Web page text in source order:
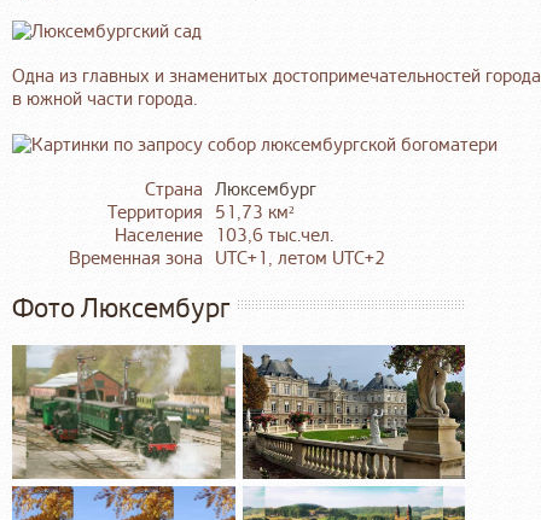
Одна из главных и знаменитых достопримечательностей
в южной части города.
Страна Люксембург
Территория
51,73 км²
Население
103,6 тыс.чел.
Временная зона
UTC+1, летом UTC+2
Фото Люксембург